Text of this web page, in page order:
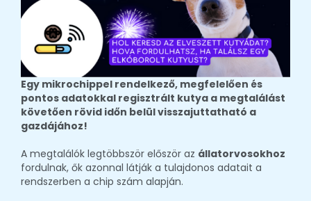
Egy mikrochippel rendelkező, megfelelően és
pontos adatokkal regisztrált kutya a megtalálást
követően rövid időn belül visszajuttatható a
gazdájához!
A megtalálók legtöbbször először az állatorvosokhoz
fordulnak, ők azonnal látják a tulajdonos adatait a
rendszerben a chip szám alapján.